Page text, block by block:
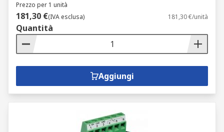
Prezzo per 1 unità
181,30 €(IVA esclusa) 181,30 €/unità
Quantità
Aggiungi